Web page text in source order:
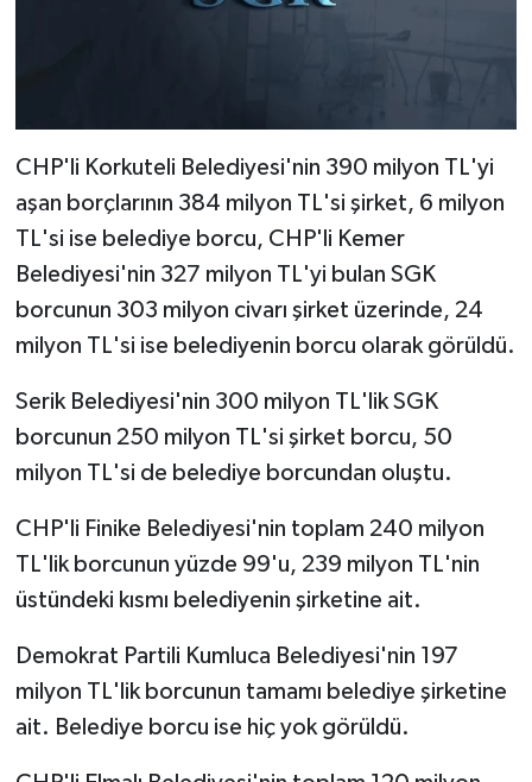
CHP'li Korkuteli Belediyesi'nin 390 milyon TL'yi
aşan borçlarının 384 milyon TL'si şirket, 6 milyon
TL'si ise belediye borcu, CHP'li Kemer
Belediyesi'nin 327 milyon TL'yi bulan SGK
borcunun 303 milyon civarı şirket üzerinde, 24
milyon TL'si ise belediyenin borcu olarak görüldü.
Serik Belediyesi'nin 300 milyon TL'lik SGK
borcunun 250 milyon TL'si şirket borcu, 50
milyon TL'si de belediye borcundan oluştu.
CHP'li Finike Belediyesi'nin toplam 240 milyon
TL'lik borcunun yüzde 99'u, 239 milyon TL'nin
üstündeki kısmı belediyenin şirketine ait.
Demokrat Partili Kumluca Belediyesi'nin 197
milyon TL'lik borcunun tamamı belediye şirketine
ait. Belediye borcu ise hiç yok görüldü.